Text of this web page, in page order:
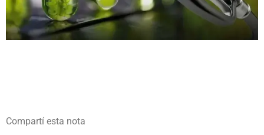
Compartí esta nota